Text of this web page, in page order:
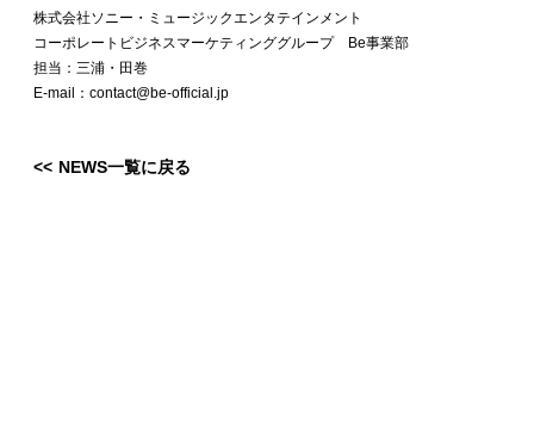
株式会社ソニー・ミュージックエンタテインメント
コーポレートビジネスマーケティンググループ Be事業部
担当：三浦・田巻
E-mail：contact@be-official.jp
<< NEWS一覧に戻る